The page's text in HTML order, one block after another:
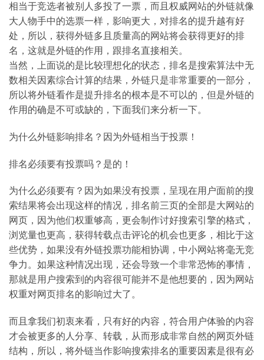
相当于竞选者被别人多投了一票，而且权威网站的外链就像
大人物手中的选票一样，影响更大，对排名的提升越有好
处，所以，获得外链多且质量高的网站将会获得更好的排
名，这就是外链的作用，跟排名直接相关。
当然，上面说的是比较理想化的状态，排名是搜索算法中无
数相关因素综合计算的结果，外链只是非常重要的一部分，
所以将外链看作是提升排名的根本是不可以的，但是外链的
作用的确是不可或缺的，下面我们来分析一下。
为什么外链影响排名？因为外链相当于投票！
排名必须要有投票吗？是的！
为什么必须要有？因为如果没有投票，呈现在用户面前的搜
索结果将会出现这样的情况，排名前三页的全部是大网站的
网页，因为他们权重够高，更会制作讨好搜索引擎的格式，
浏览量也更高，获得转载点击评论的机会也更多，相比于这
些优势，如果没有外链投票功能相协调，中小网站将毫无竞
争力。如果这种情况出现，还会导致一个非常恐怖的事情，
那就是用户搜索到的内容很可能并不是他想要的，因为网站
权重对网页排名的影响过大了。
而且拿我们初衷来看，只有好的内容，符合用户体验的内容
才会被更多的人分享、转载，从而形成非常自然的网页外链
结构，所以，将外链当作影响搜索排名的重要因素是很有必